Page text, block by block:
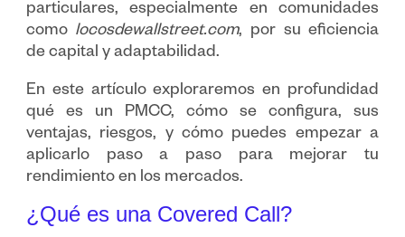
particulares, especialmente en comunidades
como locosdewallstreet.com, por su eficiencia
de capital y adaptabilidad.
En este artículo exploraremos en profundidad
qué es un PMCC, cómo se configura, sus
ventajas, riesgos, y cómo puedes empezar a
aplicarlo paso a paso para mejorar tu
rendimiento en los mercados.
¿Qué es una Covered Call?